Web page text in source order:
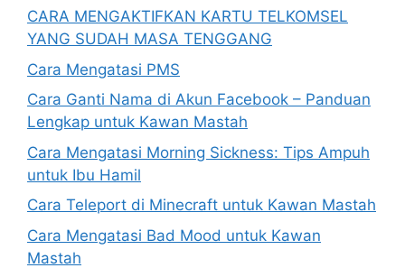
CARA MENGAKTIFKAN KARTU TELKOMSEL
YANG SUDAH MASA TENGGANG
Cara Mengatasi PMS
Cara Ganti Nama di Akun Facebook – Panduan
Lengkap untuk Kawan Mastah
Cara Mengatasi Morning Sickness: Tips Ampuh
untuk Ibu Hamil
Cara Teleport di Minecraft untuk Kawan Mastah
Cara Mengatasi Bad Mood untuk Kawan
Mastah